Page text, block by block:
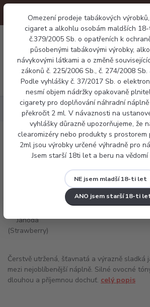
Omezení prodeje tabákových
cigaret a alkohlu osobám maldších
č.379/2005 Sb. o opatřeních k
působenými tabákovými výrobky,
návykovými látkami a o změně
zákonů č. 225/2006 Sb., č. 274/2008
Podle vyhlášky č. 37/2017 Sb. o
nesmí objem nádržky opakovaně
cigarety pro doplňování náhradní
překročit 2 ml. V návaznosti na
vyhlášky důrazně upozorňujeme, že
clearomizéry nebo produkty s prostorem
2ml jsou výrobky určené výhradně pro
Jsem starší 18ti let a beru na vědomí
NE jsem mladší 18-ti let
ANO jsem starší 18-ti
Náplně Ovocné Dreamix - Jahoda
Dreamix - Jahoda
Čerstvě utržená, šťavnatá a výrazně sladká
mezi nejoblíbenější náplně. Silné ovocné
dlouhou a příjemnou dochuť. celý popis